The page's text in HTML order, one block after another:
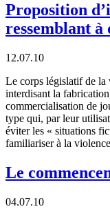
Proposition
ressemblant à
12.07.10
Le corps législatif de la
interdisant la
commercialisation de
type qui, par leur
éviter les « situations
familiariser à la
Le
04.07.10